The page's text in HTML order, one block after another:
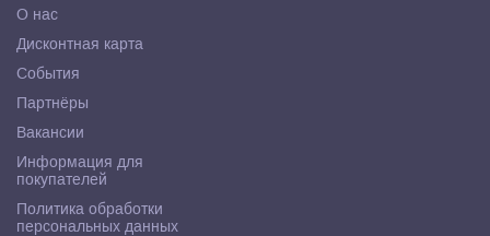
О нас
Дисконтная карта
События
Партнёры
Вакансии
Информация для
покупателей
Политика обработки
персональных данных